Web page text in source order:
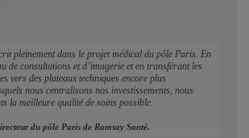
pleinement dans le projet médical du pôle Paris. En
de consultations et d’imagerie et en transférant les
vers des plateaux techniques encore plus
nous centralisons nos investissements, nous
la meilleure qualité de soins possible.
du pôle Paris de Ramsay Santé.